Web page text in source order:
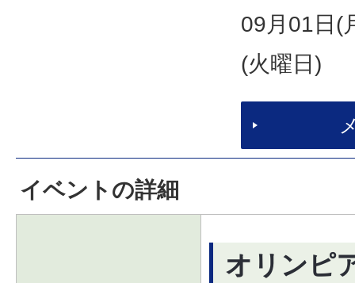
09月01日(
(火曜日)
イベントの詳細
オリンピ